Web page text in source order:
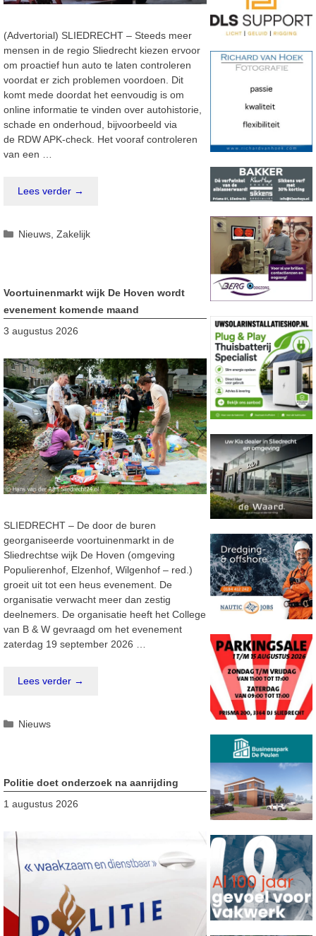
(Advertorial) SLIEDRECHT – Steeds meer
mensen in de regio Sliedrecht kiezen ervoor
om proactief hun auto te laten controleren
voordat er zich problemen voordoen. Dit
komt mede doordat het eenvoudig is om
online informatie te vinden over autohistorie,
schade en onderhoud, bijvoorbeeld via
de RDW APK-check. Het vooraf controleren
van een …
Lees verder →
Categorieën
Nieuws ,Zakelijk
Voortuinenmarkt wijk De Hoven wordt
evenement komende maand
3 augustus 2026
SLIEDRECHT – De door de buren
georganiseerde voortuinenmarkt in de
Sliedrechtse wijk De Hoven (omgeving
Populierenhof, Elzenhof, Wilgenhof – red.)
groeit uit tot een heus evenement. De
organisatie verwacht meer dan zestig
deelnemers. De organisatie heeft het College
van B & W gevraagd om het evenement
zaterdag 19 september 2026 …
Lees verder →
Categorieën
Nieuws
Politie doet onderzoek na aanrijding
1 augustus 2026